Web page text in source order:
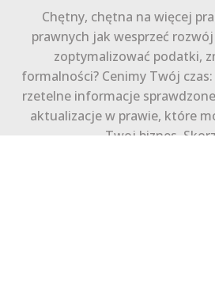
Chętny, chętna na więcej
prawnych jak wesprzeć
zoptymalizować podatki,
formalności? Cenimy Twój
rzetelne informacje
aktualizacje w prawie, które
Twoj biznes.